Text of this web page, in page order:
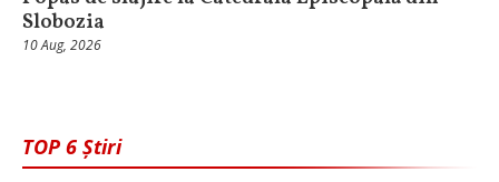
Slobozia
10 Aug, 2026
TOP 6 Știri